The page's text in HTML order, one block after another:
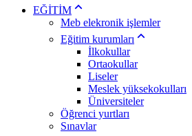
EĞİTİM
Meb elekronik işlemler
Eğitim kurumları
İlkokullar
Ortaokullar
Liseler
Meslek yüksekokulları
Üniversiteler
Öğrenci yurtları
Sınavlar